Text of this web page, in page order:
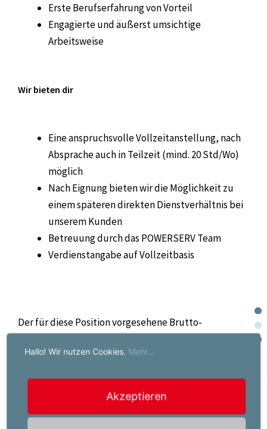
Erste Berufserfahrung von Vorteil
Engagierte und äußerst umsichtige
Arbeitsweise
Wir bieten dir
Eine anspruchsvolle Vollzeitanstellung, nach
Absprache auch in Teilzeit (mind. 20 Std/Wo)
möglich
Nach Eignung bieten wir die Möglichkeit zu
einem späteren direkten Dienstverhältnis bei
unserem Kunden
Betreuung durch das POWERSERV Team
Verdienstangabe auf Vollzeitbasis
Der für diese Position vorgesehene Brutto-
entsprechender Qualifikation oder Berufserfahrung
Hallo! Wir nutzen Cookies. Mehr...
Akzeptieren